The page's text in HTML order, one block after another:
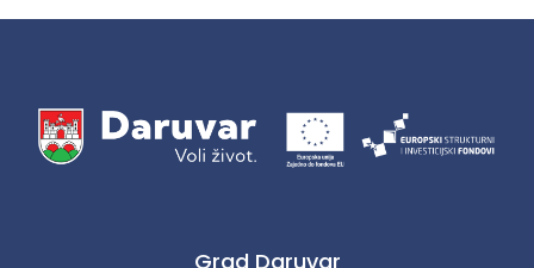
Grad Daruvar